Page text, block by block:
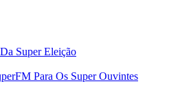
Super Eleição
Para Os Super Ouvintes